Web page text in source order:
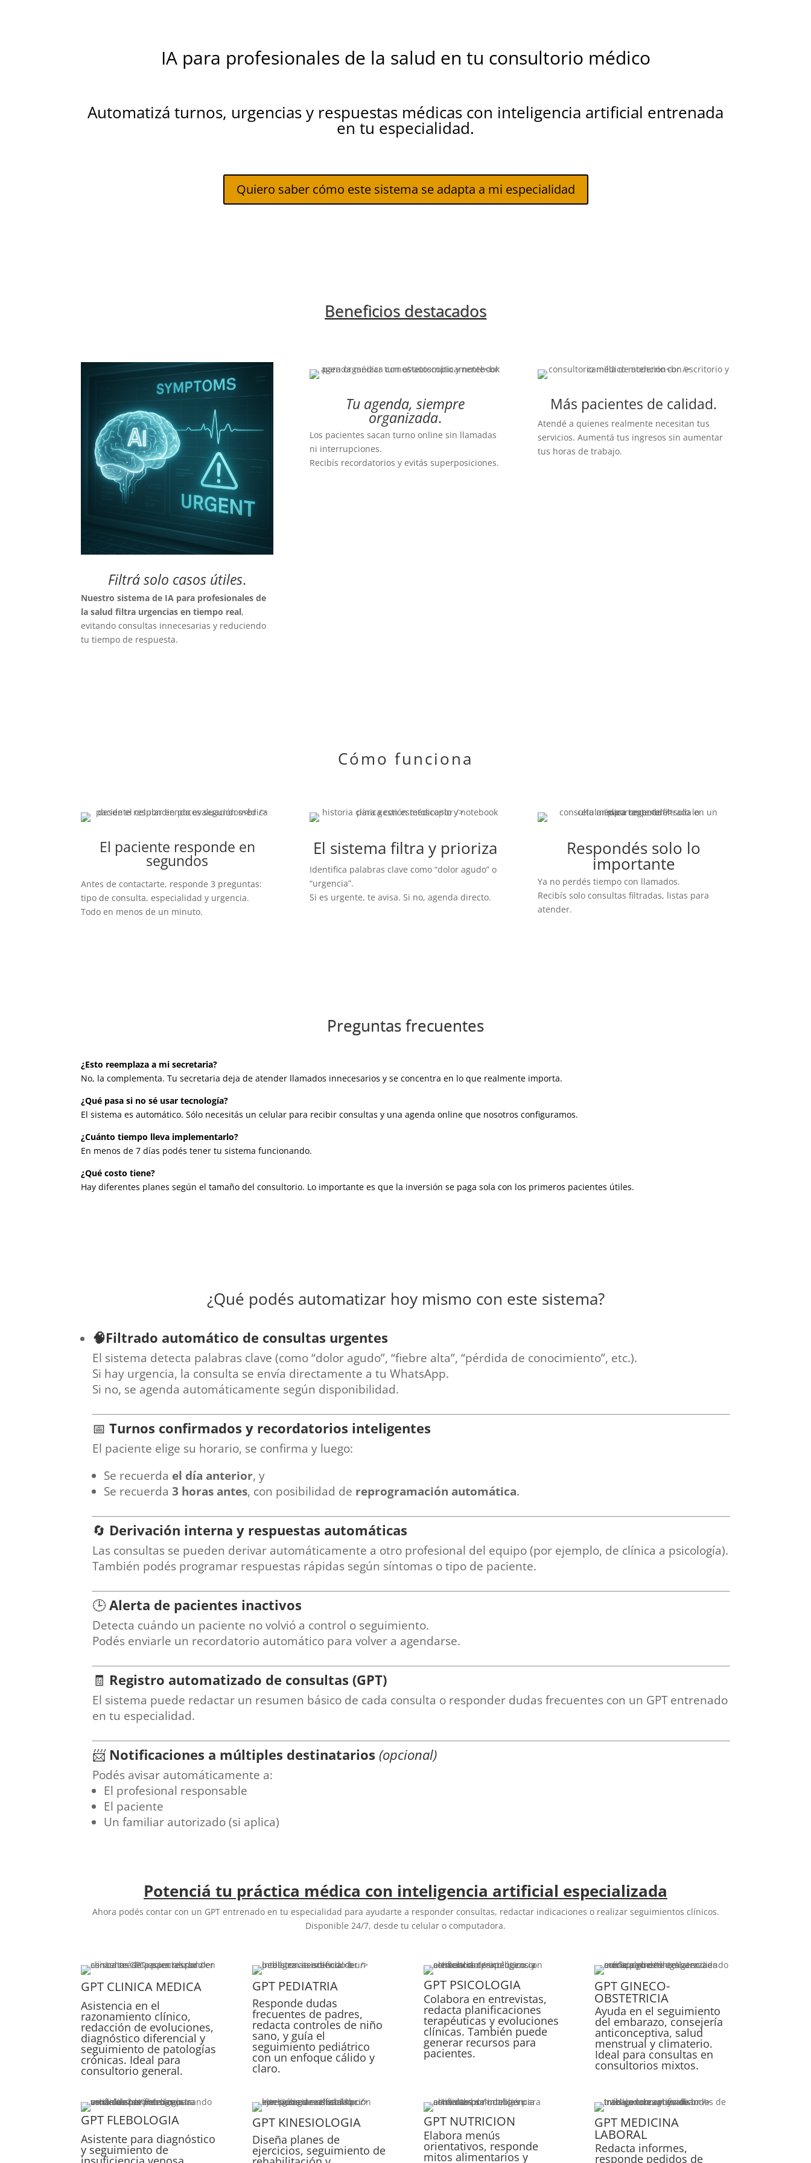
IA para profesionales de la salud en tu consultorio médico
Automatizá turnos, urgencias y respuestas médicas con inteligencia artificial entrenada
en tu especialidad.
Quiero saber cómo este sistema se adapta a mi especialidad
Beneficios destacados
Filtrá solo casos útiles.
Nuestro sistema de IA para profesionales de
la salud filtra urgencias en tiempo real,
evitando consultas innecesarias y reduciendo
tu tiempo de respuesta.
Tu agenda, siempre
organizada.
Los pacientes sacan turno online sin llamadas
ni interrupciones.
Recibís recordatorios y evitás superposiciones.
Más pacientes de calidad.
Atendé a quienes realmente necesitan tus
servicios. Aumentá tus ingresos sin aumentar
tus horas de trabajo.
Cómo funciona
El paciente responde en
segundos
Antes de contactarte, responde 3 preguntas:
tipo de consulta, especialidad y urgencia.
Todo en menos de un minuto.
El sistema filtra y prioriza
Identifica palabras clave como “dolor agudo” o
“urgencia”.
Si es urgente, te avisa. Si no, agenda directo.
Respondés solo lo
importante
Ya no perdés tiempo con llamados.
Recibís solo consultas filtradas, listas para
atender.
Preguntas frecuentes
¿Esto reemplaza a mi secretaria?
No, la complementa. Tu secretaria deja de atender llamados innecesarios y se concentra en lo que realmente importa.
¿Qué pasa si no sé usar tecnología?
El sistema es automático. Sólo necesitás un celular para recibir consultas y una agenda online que nosotros configuramos.
¿Cuánto tiempo lleva implementarlo?
En menos de 7 días podés tener tu sistema funcionando.
¿Qué costo tiene?
Hay diferentes planes según el tamaño del consultorio. Lo importante es que la inversión se paga sola con los primeros pacientes útiles.
¿Qué podés automatizar hoy mismo con este sistema?
🧠Filtrado automático de consultas urgentes
El sistema detecta palabras clave (como “dolor agudo”, “fiebre alta”, “pérdida de conocimiento”, etc.).
Si hay urgencia, la consulta se envía directamente a tu WhatsApp.
Si no, se agenda automáticamente según disponibilidad.
📅Turnos confirmados y recordatorios inteligentes
El paciente elige su horario, se confirma y luego:
Se recuerda el día anterior, y
Se recuerda3 horas antes, con posibilidad de reprogramación automática.
🔄 Derivación interna y respuestas automáticas
Las consultas se pueden derivar automáticamente a otro profesional del equipo (por ejemplo, de clínica a psicología).
También podés programar respuestas rápidas según síntomas o tipo de paciente.
🕒Alerta de pacientes inactivos
Detecta cuándo un paciente no volvió a control o seguimiento.
Podés enviarle un recordatorio automático para volver a agendarse.
🧾 Registro automatizado de consultas (GPT)
El sistema puede redactar un resumen básico de cada consulta o responder dudas frecuentes con un GPT entrenado
en tu especialidad.
📨 Notificaciones a múltiples destinatarios (opcional)
Podés avisar automáticamente a:
El profesional responsable
El paciente
Un familiar autorizado (si aplica)
Potenciá tu práctica médica con inteligencia artificial especializada
Ahora podés contar con un GPT entrenado en tu especialidad para ayudarte a responder consultas, redactar indicaciones o realizar seguimientos clínicos.
Disponible 24/7, desde tu celular o computadora.
GPT CLINICA MEDICA
Asistencia en el
razonamiento clínico,
redacción de evoluciones,
diagnóstico diferencial y
seguimiento de patologías
crónicas. Ideal para
consultorio general.
GPT PEDIATRIA
Responde dudas
frecuentes de padres,
redacta controles de niño
sano, y guía el
seguimiento pediátrico
con un enfoque cálido y
claro.
GPT PSICOLOGIA
Colabora en entrevistas,
redacta planificaciones
terapéuticas y evoluciones
clínicas. También puede
generar recursos para
pacientes.
GPT GINECO-
OBSTETRICIA
Ayuda en el seguimiento
del embarazo, consejería
anticonceptiva, salud
menstrual y climaterio.
Ideal para consultas en
consultorios mixtos.
GPT FLEBOLOGIA
Asistente para diagnóstico
y seguimiento de
GPT KINESIOLOGIA
Diseña planes de
ejercicios, seguimiento de
GPT NUTRICION
Elabora menús
orientativos, responde
mitos alimentarios y
GPT MEDICINA
LABORAL
Redacta informes,
responde pedidos de